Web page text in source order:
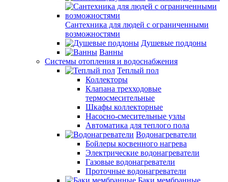
Сантехника для людей с ограниченными
возможностями
Душевые поддоны
Ванны
Системы отопления и водоснабжения
Теплый пол
Коллекторы
Клапана трехходовые
термосмесительные
Шкафы коллекторные
Насосно-смесительные узлы
Автоматика для теплого пола
Водонагреватели
Бойлеры косвенного нагрева
Электрические водонагреватели
Газовые водонагреватели
Проточные водонагреватели
Баки мембранные